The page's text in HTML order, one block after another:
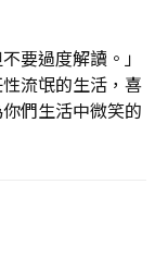
要過度解讀。」
流氓的生活，喜
們生活中微笑的